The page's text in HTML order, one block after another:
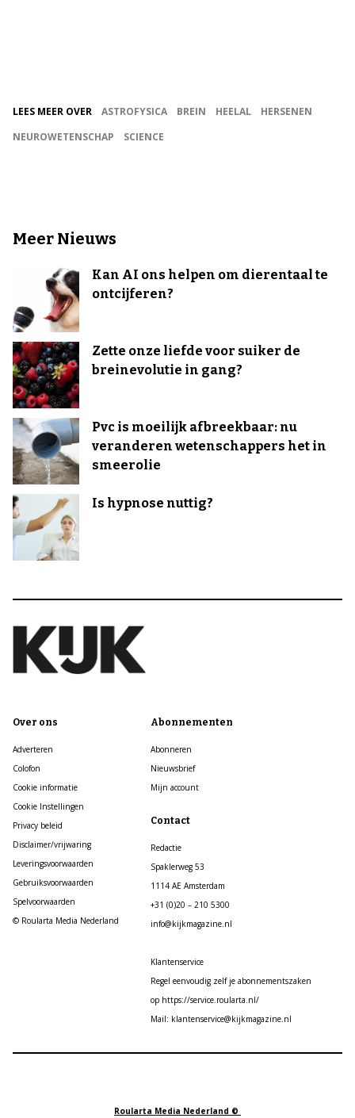
LEES MEER OVER ASTROFYSICA BREIN HEELAL
HERSENEN
NEUROWETENSCHAP
SCIENCE
Meer Nieuws
Kan AI ons helpen om dierentaal te
ontcijferen?
Zette onze liefde voor suiker de
breinevolutie in gang?
Pvc is moeilijk afbreekbaar: nu
veranderen wetenschappers het in
smeerolie
Is hypnose nuttig?
Over ons
Adverteren
Colofon
Cookie informatie
Cookie Instellingen
Privacy beleid
Disclaimer/vrijwaring
Leveringsvoorwaarden
Gebruiksvoorwaarden
Spelvoorwaarden
© Roularta Media Nederland
Abonnementen
Abonneren
Nieuwsbrief
Mijn account
Contact
Redactie
Spaklerweg 53
1114 AE Amsterdam
+31 (0)20 – 210 5300
info@kijkmagazine.nl
Klantenservice
Regel eenvoudig zelf je abonnementszaken
op https://service.roularta.nl/
Mail: klantenservice@kijkmagazine.nl
Roularta Media Nederland ©